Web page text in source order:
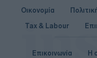
Οικονομία
Tax & Labour
Επικοινωνία Η